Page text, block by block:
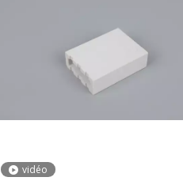
vidéo